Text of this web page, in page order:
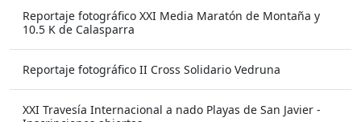
Reportaje fotográfico XXI Media Maratón de Montaña y
10.5 K de Calasparra
Reportaje fotográfico II Cross Solidario Vedruna
XXI Travesía Internacional a nado Playas de San Javier -